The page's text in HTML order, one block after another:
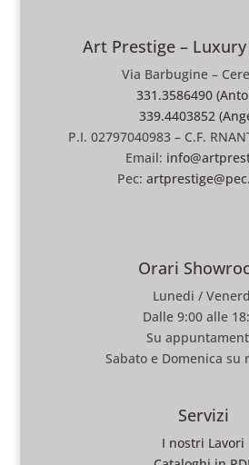
Art Prestige –
Via Barbugine –
331.3586490
339.4403852
P.I. 02797040983 – C.F.
Email:
Pec:
Orari
Lunedi /
Dalle 9:00 alle
Su
Sabato e Domenica su
Servizi
I nostri Lavori